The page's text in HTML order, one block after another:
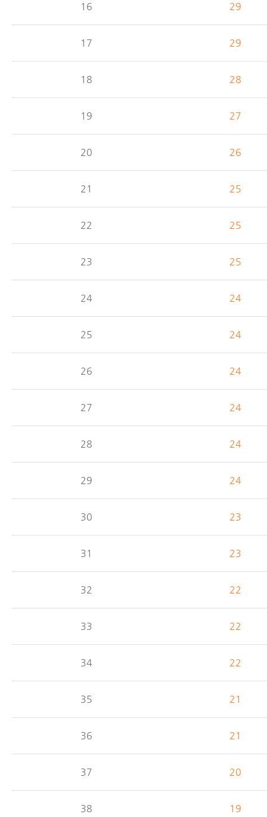
16 29
17 29
18 28
19 27
20 26
21 25
22 25
23 25
24 24
25 24
26 24
27 24
28 24
29 24
30 23
31 23
32 22
33 22
34 22
35 21
36 21
37 20
38 19